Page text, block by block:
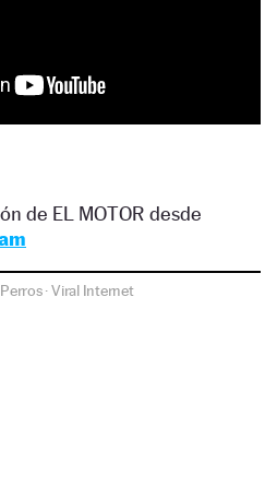
de EL MOTOR desde
Perros·Viral Internet